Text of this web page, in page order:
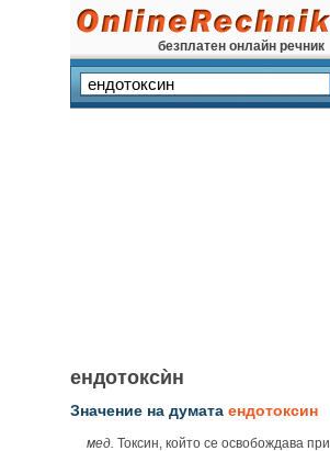
безплатен онлайн речник
ендотоксѝн
Значение на думата ендотоксин
мед. Токсин, който се освобождава при